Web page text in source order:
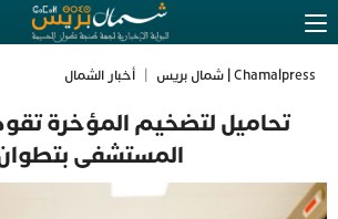
Chamalpress | شمال بريس أخبار الشمال
تحاميل لتضخيم المؤخرة
المستشفى